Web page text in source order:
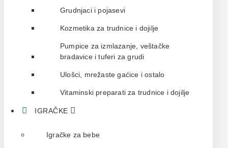
Grudnjaci i pojasevi
Kozmetika za trudnice i dojilje
Pumpice za izmlazanje, veštačke
bradavice i tuferi za grudi
Ulošci, mrežaste gaćice i ostalo
Vitaminski preparati za trudnice i dojilje
IGRAČKE
Igračke za bebe